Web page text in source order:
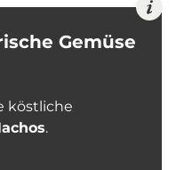
Gemüse
köstliche
.